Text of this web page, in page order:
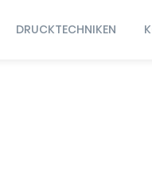
DRUCKTECHNIKEN